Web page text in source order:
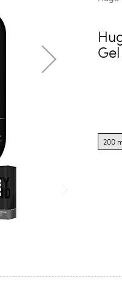
Gel
for
200